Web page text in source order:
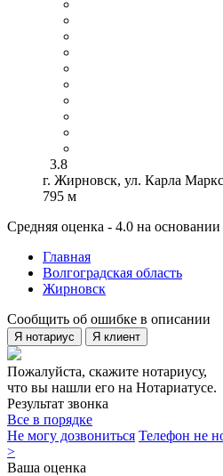
3.8
г. Жирновск, ул. Карла
795 м
Средняя оценка - 4.0 на
Главная
Волгоградская область
Жирновск
Сообщить об ошибке в описании
Я нотариус Я клиент
Пожалуйста, скажите нотариусу,
что вы нашли его на Нотариатусе.
Результат звонка
Все в порядке
Не могу дозвониться Телефон не
>
Ваша оценка